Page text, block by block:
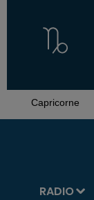
Capricorne
RADIO